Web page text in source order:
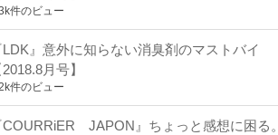
件のビュー
LDK』意外に知らない消臭剤のマストバイ
2018.8月号】
件のビュー
COURRiER JAPON』ちょっと感想に困る。